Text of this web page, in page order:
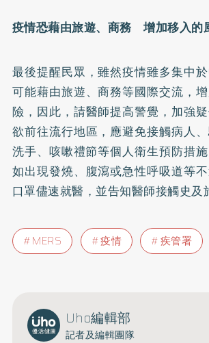
疫情恐藉由旅遊、商務 增加移入的
最後提醒民眾，雖然疫情雖多集中
可能藉由旅遊、商務等國際交流，
險，因此，請醫師提高警覺，加強
欲前往流行地區，應避免接觸病人
洗手、咳嗽禮節等個人衛生預防措
如出現發燒、腹瀉或急性呼吸道等
口罩儘速就醫，並告知醫師接觸史及
MERS 疫情 疾管署
Uho編輯部
記者及編輯團隊